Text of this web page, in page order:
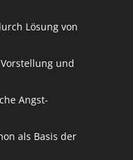
Lösung von
und
Angst-
als Basis der